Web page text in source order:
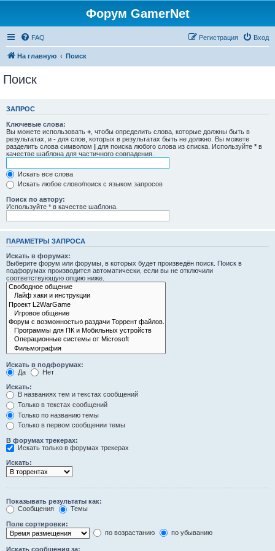
Форум GamerNet
FAQ Вход
Регистрация
На главную Поиск
Поиск
ЗАПРОС
Ключевые слова:
Вы можете использовать + , чтобы определить слова, которые должны быть в
результатах, и - для слов, которых в результатах быть не должно. Вы можете
разделить слова символом | для поиска любого слова из списка. Используйте * в
качестве шаблона для частичного совпадения.
Искать все слова
Искать любое слово/поиск с языком запросов
Поиск по автору:
Используйте * в качестве шаблона.
ПАРАМЕТРЫ ЗАПРОСА
Искать в форумах:
Выберите форум или форумы, в которых будет произведён поиск. Поиск в
подфорумах производится автоматически, если вы не отключили
соответствующую опцию ниже.
Искать в подфорумах:
Да
Нет
Искать:
В названиях тем и текстах сообщений
Только в текстах сообщений
Только по названию темы
Только в первом сообщении темы
В форумах трекерах:
Искать только в форумах трекерах
Искать:
Показывать результаты как:
Сообщения
Темы
Поле сортировки:
по возрастанию
по убыванию
Искать сообщения за: